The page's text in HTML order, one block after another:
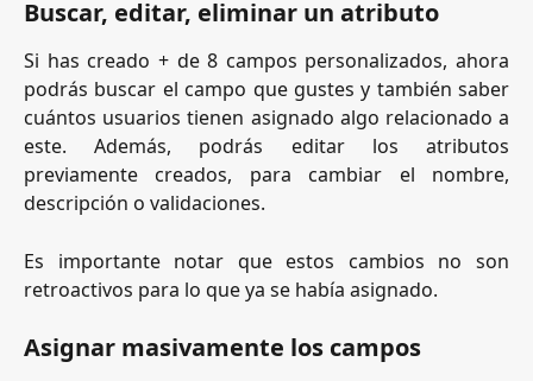
Buscar, editar, eliminar un atributo
Si has creado + de 8 campos personalizados, ahora
podrás buscar el campo que gustes y también saber
cuántos usuarios tienen asignado algo relacionado a
este. Además, podrás editar los atributos
previamente creados, para cambiar el nombre,
descripción o validaciones.
Es importante notar que estos cambios no son
retroactivos para lo que ya se había asignado.
Asignar masivamente los campos